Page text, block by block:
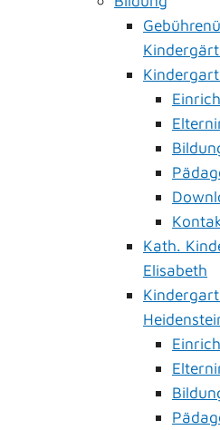
Kath.
Elisabeth